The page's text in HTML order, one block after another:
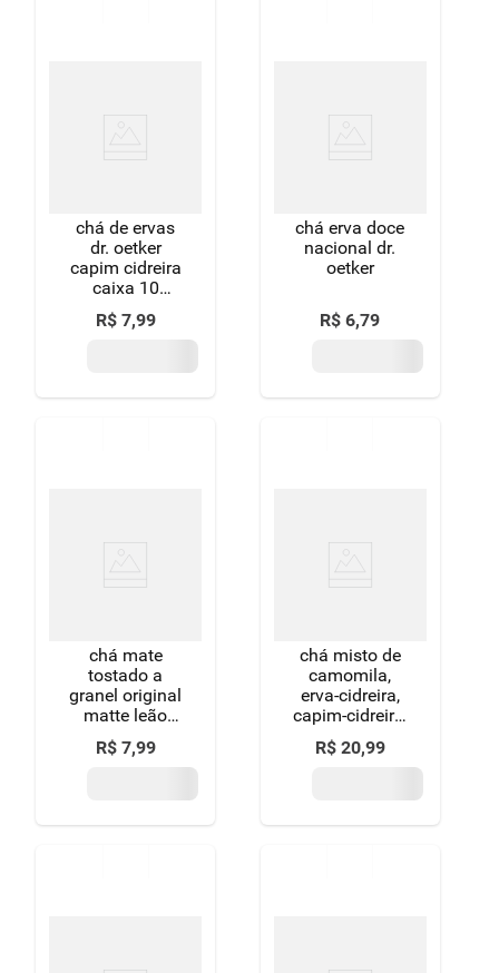
chá de ervas
dr. oetker
capim cidreira
caixa 10
unidades
R$ 7,99
chá erva doce
nacional dr.
oetker
R$ 6,79
chá mate
tostado a
granel original
matte leão
caixa 100g
R$ 7,99
chá misto de
camomila,
erva-cidreira,
capim-cidreira,
hortelã, maçã,
estévia,
R$ 20,99